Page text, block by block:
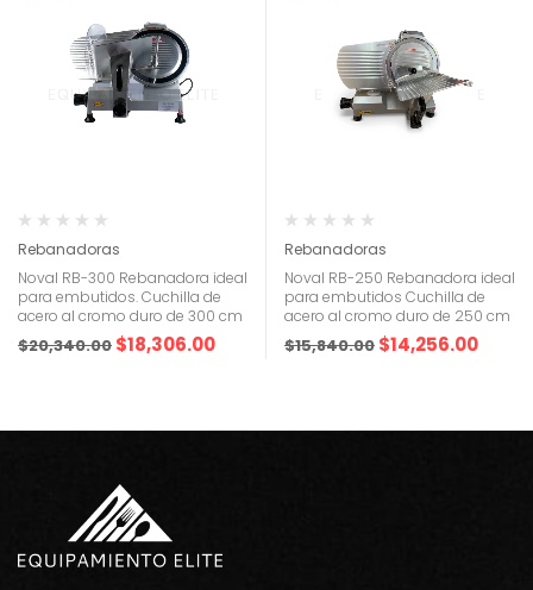
Rebanadoras
Noval RB-300 Rebanadora ideal
para embutidos. Cuchilla de
acero al cromo duro de 300 cm
$20,340.00 $18,306.00
Rebanadoras
Noval RB-250 Rebanadora ideal
para embutidos Cuchilla de
acero al cromo duro de 250 cm
$15,840.00 $14,256.00